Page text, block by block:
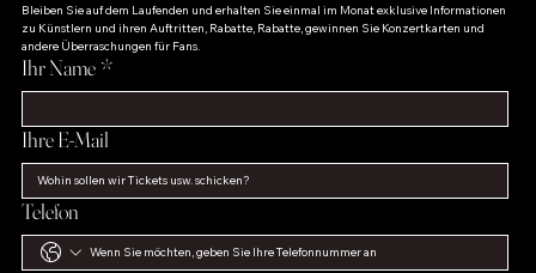
Bleiben Sie auf dem Laufenden und erhalten Sie einmal im Monat exklusive Informationen
zu Künstlern und ihren Auftritten, Rabatte, Rabatte, gewinnen Sie Konzertkarten und
andere Überraschungen für Fans.
Ihr Name *
Ihre E-Mail
Telefon